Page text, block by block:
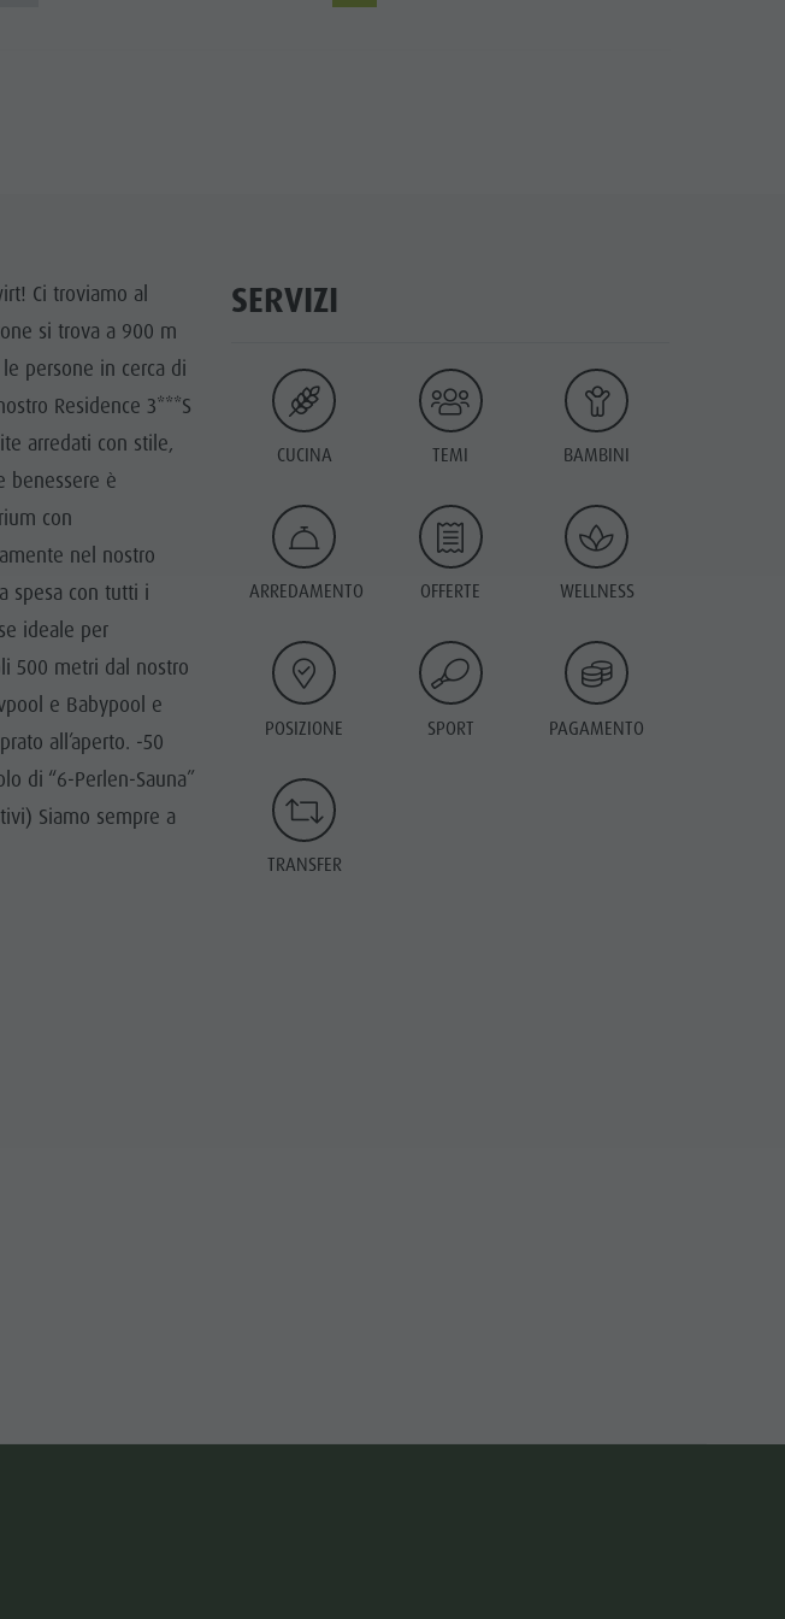
Ci troviamo al
si trova a 900 m
persone in cerca di
Residence 3***S
arredati con stile,
benessere è
con
nel nostro
spesa con tutti i
ideale per
500 metri dal nostro
e Babypool e
all’aperto. -50
di “6-Perlen-Sauna”
Siamo sempre a
SERVIZI
CUCINA TEMI BAMBINI
ARREDAMENTO OFFERTE WELLNESS
POSIZIONE SPORT PAGAMENTO
TRANSFER